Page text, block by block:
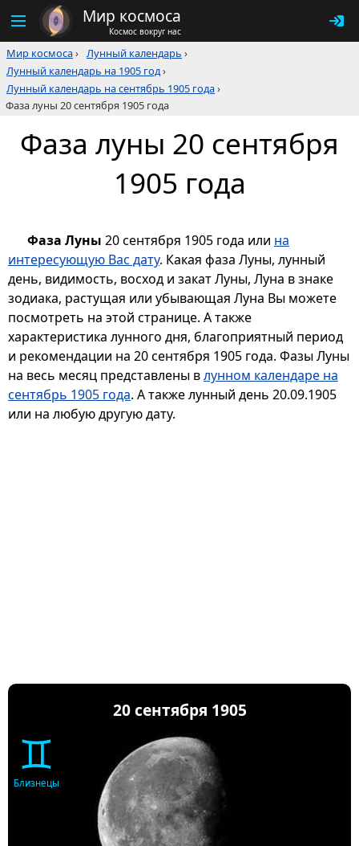
Мир космоса
Космос вокруг нас
Мир космоса› Лунный календарь ›
Лунный календарь на 1905 год›
Лунный календарь на сентябрь 1905 года›
Фаза луны 20 сентября 1905 года
Фаза луны 20 сентября
1905 года
Фаза Луны 20 сентября 1905 года или на
интересующую Вас дату. Какая фаза Луны, лунный
день, видимость, восход и закат Луны, Луна в знаке
зодиака, растущая или убывающая Луна Вы можете
посмотреть на этой странице. А также
характеристика лунного дня, благоприятный период
и рекомендации на 20 сентября 1905 года. Фазы Луны
на весь месяц представлены влунном календаре на
сентябрь 1905 года. А также лунный день 20.09.1905
или на любую другую дату.
20 сентября 1905
♊
Близнецы